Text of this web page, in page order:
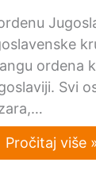
ordena
Svi
Pročitaj više